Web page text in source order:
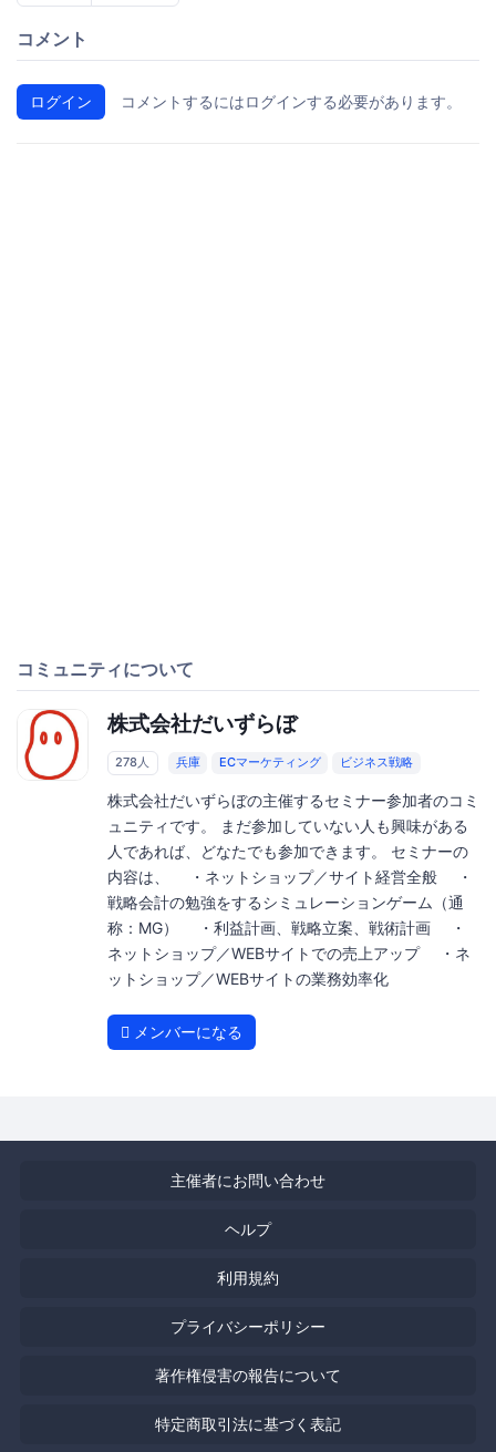
コメント
ログイン コメントするにはログインする必要があります。
コミュニティについて
株式会社だいずらぼ
278人 兵庫 ECマーケティング ビジネス戦略
株式会社だいずらぼの主催するセミナー参加者のコミ
ュニティです。 まだ参加していない人も興味がある
人であれば、どなたでも参加できます。 セミナーの
内容は、 ・ネットショップ／サイト経営全般 ・
戦略会計の勉強をするシミュレーションゲーム（通
称：MG） ・利益計画、戦略立案、戦術計画 ・
ネットショップ／WEBサイトでの売上アップ ・ネ
ットショップ／WEBサイトの業務効率化
メンバーになる
主催者にお問い合わせ
ヘルプ
利用規約
プライバシーポリシー
著作権侵害の報告について
特定商取引法に基づく表記